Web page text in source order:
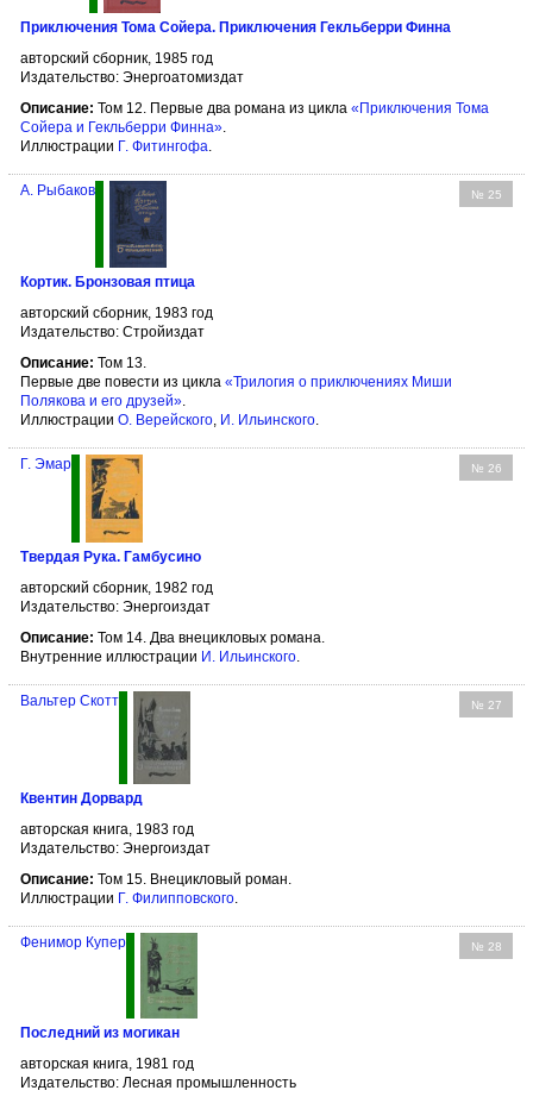
Приключения Тома Сойера. Приключения Гекльберри Финна
авторский сборник, 1985 год
Издательство: Энергоатомиздат
Описание: Том 12. Первые два романа из цикла «Приключения Тома
Сойера и Гекльберри Финна».
Иллюстрации Г. Фитингофа.
№ 25
А. Рыбаков
Кортик. Бронзовая птица
авторский сборник, 1983 год
Издательство: Стройиздат
Описание: Том 13.
Первые две повести из цикла «Трилогия о приключениях Миши
Полякова и его друзей»
Иллюстрации О. Верейского И. Ильинского
№ 26
Г. Эмар
Твердая Рука. Гамбусино
авторский сборник, 1982 год
Издательство: Энергоиздат
Описание: Том 14. Два внецикловых романа.
Внутренние иллюстрации И. Ильинского.
№ 27
Вальтер Скотт
Квентин Дорвард
авторская книга, 1983 год
Издательство: Энергоиздат
Описание: Том 15. Внецикловый роман.
Иллюстрации Г. Филипповского
№ 28
Фенимор Купер
Последний из могикан
авторская книга, 1981 год
Издательство: Лесная промышленность